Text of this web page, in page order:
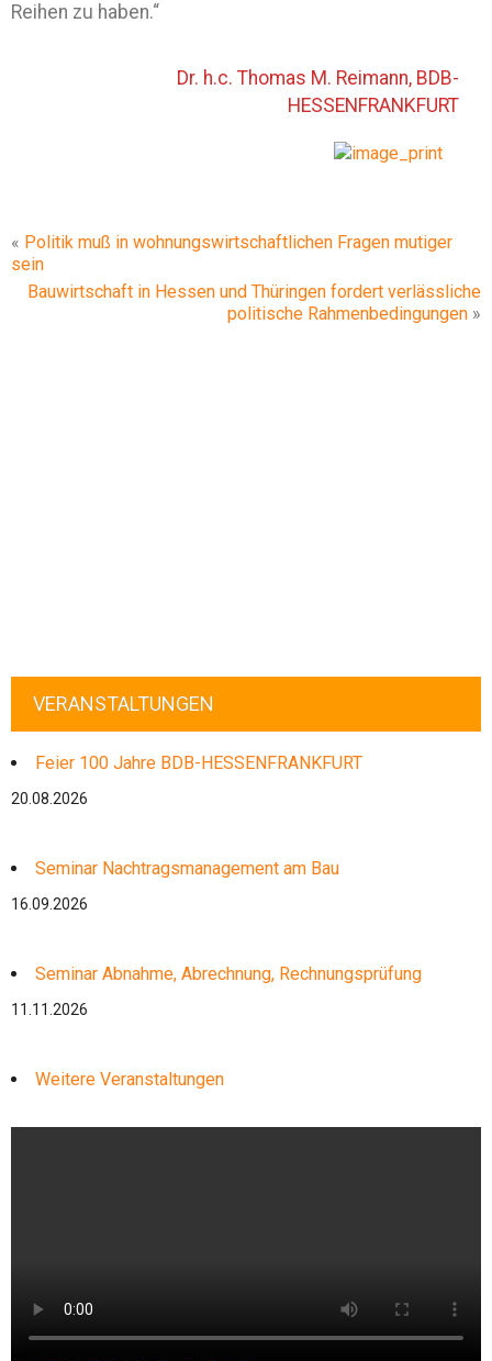
Reihen zu haben.“
Dr. h.c. Thomas M. Reimann, BDB-
HESSENFRANKFURT
« Politik muß in wohnungswirtschaftlichen Fragen mutiger
sein
Bauwirtschaft in Hessen und Thüringen fordert verlässliche
politische Rahmenbedingungen »
VERANSTALTUNGEN
Feier 100 Jahre BDB-HESSENFRANKFURT
20.08.2026
Seminar Nachtragsmanagement am Bau
16.09.2026
Seminar Abnahme, Abrechnung, Rechnungsprüfung
11.11.2026
Weitere Veranstaltungen